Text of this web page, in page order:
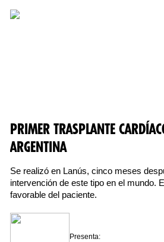
PRIMER TRASPLANTE
ARGENTINA
Se realizó en Lanús, cinco meses
intervención de este tipo en el mundo.
favorable del paciente.
Presenta: